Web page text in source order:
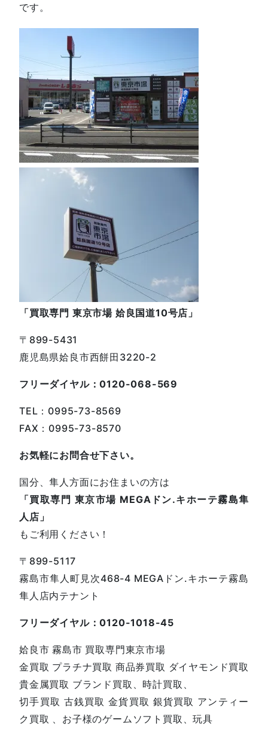
です。
「買取専門 東京市場 姶良国道10号店」
〒899-5431
鹿児島県姶良市西餅田3220-2
フリーダイヤル：0120-068-569
TEL：0995-73-8569
FAX：0995-73-8570
お気軽にお問合せ下さい。
国分、隼人方面にお住まいの方は
「買取専門 東京市場 MEGAドン.キホーテ霧島隼
人店」
もご利用ください！
〒899-5117
霧島市隼人町見次468-4 MEGAドン.キホーテ霧島
隼人店内テナント
フリーダイヤル：0120-1018-45
姶良市 霧島市 買取専門東京市場
金買取 プラチナ買取 商品券買取 ダイヤモンド買取
貴金属買取 ブランド買取、時計買取、
切手買取 古銭買取 金貨買取 銀貨買取 アンティー
ク買取 、お子様のゲームソフト買取、玩具